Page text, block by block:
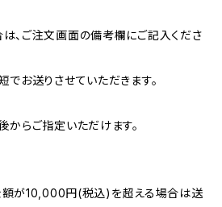
、ご注文画面の備考欄にご記入くださ
でお送りさせていただきます。
らご指定いただけます。
額が10,000円(税込)を超える場合は送